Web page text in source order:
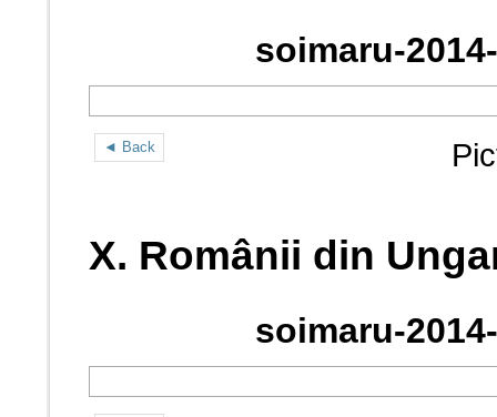
soimaru-
◄ Back
X. Românii din
soimaru-